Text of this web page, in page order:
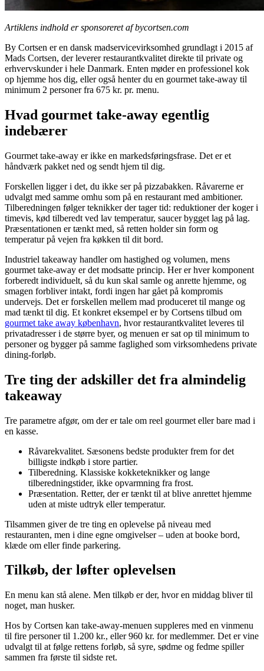
Artiklens indhold er sponsoreret af bycortsen.com
By Cortsen er en dansk madservicevirksomhed grundlagt i 2015 af
Mads Cortsen, der leverer restaurantkvalitet direkte til private og
erhvervskunder i hele Danmark. Enten møder en professionel kok
op hjemme hos dig, eller også henter du en gourmet take-away til
minimum 2 personer fra 675 kr. pr. menu.
Hvad gourmet take-away egentlig
indebærer
Gourmet take-away er ikke en markedsføringsfrase. Det er et
håndværk pakket ned og sendt hjem til dig.
Forskellen ligger i det, du ikke ser på pizzabakken. Råvarerne er
udvalgt med samme omhu som på en restaurant med ambitioner.
Tilberedningen følger teknikker der tager tid: reduktioner der koger i
timevis, kød tilberedt ved lav temperatur, saucer bygget lag på lag.
Præsentationen er tænkt med, så retten holder sin form og
temperatur på vejen fra køkken til dit bord.
Industriel takeaway handler om hastighed og volumen, mens
gourmet take-away er det modsatte princip. Her er hver komponent
forberedt individuelt, så du kun skal samle og anrette hjemme, og
smagen forbliver intakt, fordi ingen har gået på kompromis
undervejs. Det er forskellen mellem mad produceret til mange og
mad tænkt til dig. Et konkret eksempel er by Cortsens tilbud om
gourmet take away københavn, hvor restaurantkvalitet leveres til
privatadresser i de større byer, og menuen er sat op til minimum to
personer og bygger på samme faglighed som virksomhedens private
dining-forløb.
Tre ting der adskiller det fra almindelig
takeaway
Tre parametre afgør, om der er tale om reel gourmet eller bare mad i
en kasse.
Råvarekvalitet. Sæsonens bedste produkter frem for det
billigste indkøb i store partier.
Tilberedning. Klassiske kokketeknikker og lange
tilberedningstider, ikke opvarmning fra frost.
Præsentation. Retter, der er tænkt til at blive anrettet hjemme
uden at miste udtryk eller temperatur.
Tilsammen giver de tre ting en oplevelse på niveau med
restauranten, men i dine egne omgivelser – uden at booke bord,
klæde om eller finde parkering.
Tilkøb, der løfter oplevelsen
En menu kan stå alene. Men tilkøb er der, hvor en middag bliver til
noget, man husker.
Hos by Cortsen kan take-away-menuen suppleres med en vinmenu
til fire personer til 1.200 kr., eller 960 kr. for medlemmer. Det er vine
udvalgt til at følge rettens forløb, så syre, sødme og fedme spiller
sammen fra første til sidste ret.